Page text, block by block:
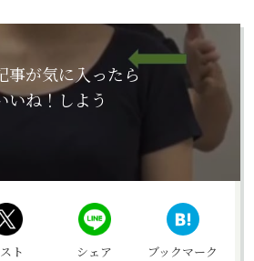
事が気に入ったら
いね！しよう
ト シェア ブックマーク